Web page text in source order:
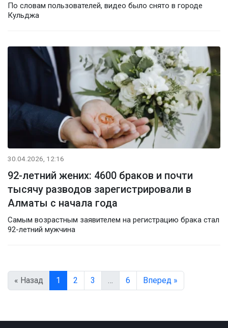
По словам пользователей, видео было снято в городе
Кульджа
30.04.2026, 12:16
92-летний жених: 4600 браков и почти
тысячу разводов зарегистрировали в
Алматы с начала года
Самым возрастным заявителем на регистрацию брака стал
92-летний мужчина
« Назад 1 2 3 6 Вперед »